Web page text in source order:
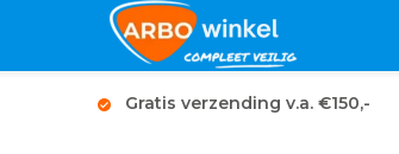
Gratis verzending v.a. €150,-